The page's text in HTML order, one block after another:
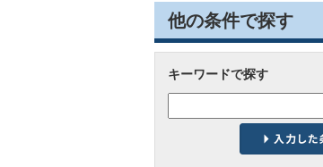
他の条件で探す
キーワードで探す